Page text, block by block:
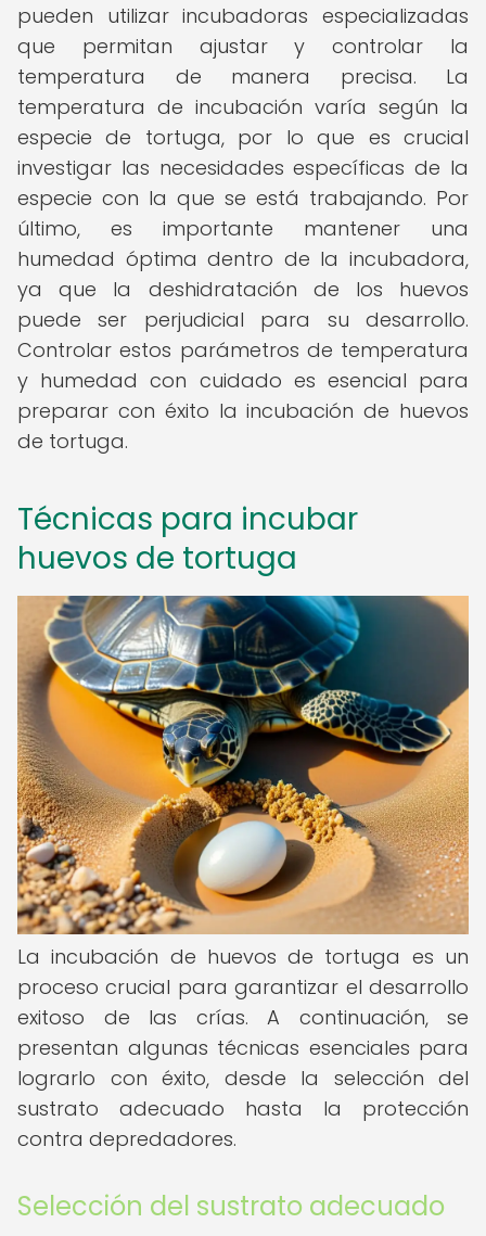
pueden utilizar incubadoras especializadas
que permitan ajustar y controlar la
temperatura de manera precisa. La
temperatura de incubación varía según la
especie de tortuga, por lo que es crucial
investigar las necesidades específicas de la
especie con la que se está trabajando. Por
último, es importante mantener una
humedad óptima dentro de la incubadora,
ya que la deshidratación de los huevos
puede ser perjudicial para su desarrollo.
Controlar estos parámetros de temperatura
y humedad con cuidado es esencial para
preparar con éxito la incubación de huevos
de tortuga.
Técnicas para incubar
huevos de tortuga
La incubación de huevos de tortuga es un
proceso crucial para garantizar el desarrollo
exitoso de las crías. A continuación, se
presentan algunas técnicas esenciales para
lograrlo con éxito, desde la selección del
sustrato adecuado hasta la protección
contra depredadores.
Selección del sustrato adecuado